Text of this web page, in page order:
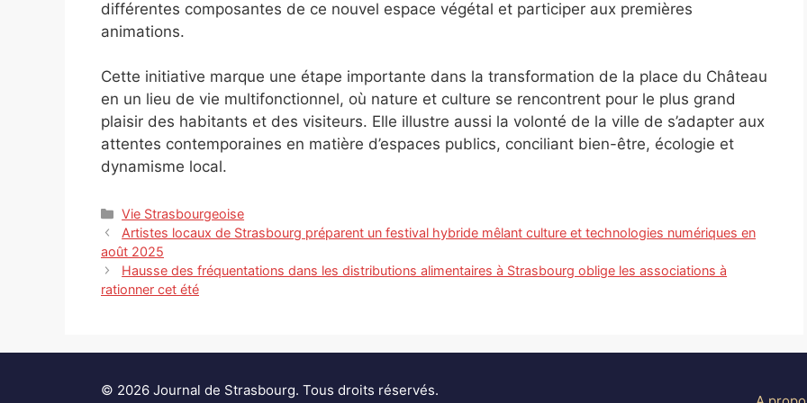
différentes composantes de ce nouvel espace végétal et participer aux premières
animations.
Cette initiative marque une étape importante dans la transformation de la place du Château
en un lieu de vie multifonctionnel, où nature et culture se rencontrent pour le plus grand
plaisir des habitants et des visiteurs. Elle illustre aussi la volonté de la ville de s’adapter aux
attentes contemporaines en matière d’espaces publics, conciliant bien-être, écologie et
dynamisme local.
Catégories
Vie Strasbourgeoise
Artistes locaux de Strasbourg préparent un festival hybride mêlant culture et technologies numériques en
août 2025
Hausse des fréquentations dans les distributions alimentaires à Strasbourg oblige les associations à
rationner cet été
© 2026 Journal de Strasbourg. Tous droits réservés.